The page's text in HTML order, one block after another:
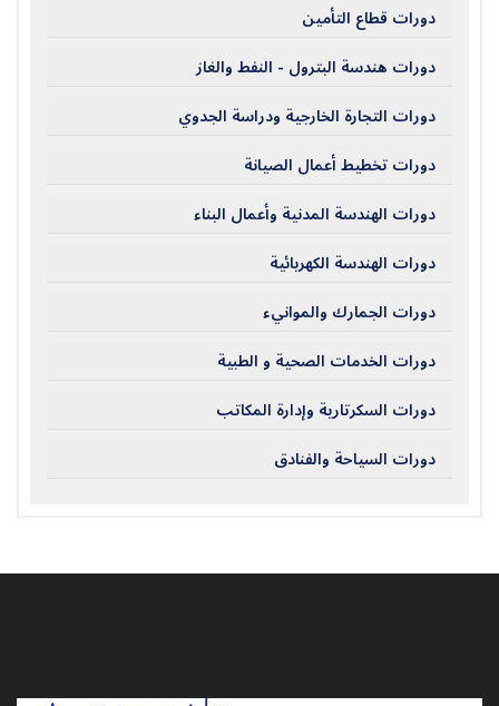
دورات قطاع التأمين
دورات هندسة البترول - النفط والغاز
دورات التجارة الخارجية ودراسة الجدوي
دورات تخطيط أعمال الصيانة
دورات الهندسة المدنية وأعمال البناء
دورات الهندسة الكهربائية
دورات الجمارك والموانيء
دورات الخدمات الصحية و الطبية
دورات السكرتارية وإدارة المكاتب
دورات السياحة والفنادق